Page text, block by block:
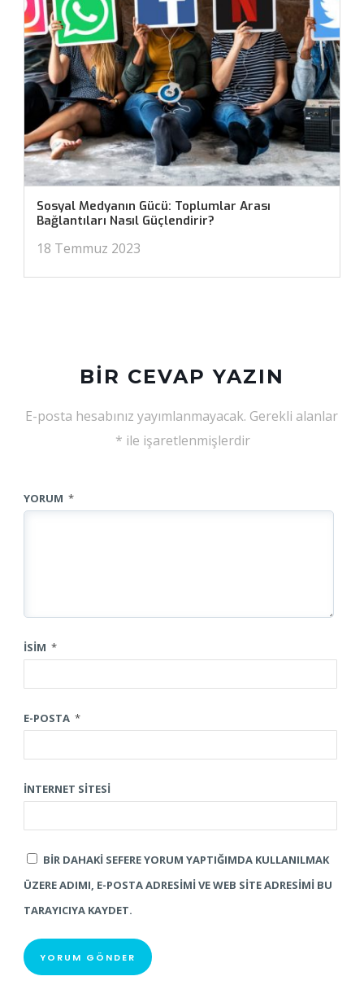
Sosyal Medyanın Gücü: Toplumlar Arası
Bağlantıları Nasıl Güçlendirir?
18 Temmuz 2023
BIR CEVAP YAZIN
E-posta hesabınız yayımlanmayacak. Gerekli alanlar
* ile işaretlenmişlerdir
YORUM *
İSIM *
E-POSTA *
İNTERNET SITESI
BIR DAHAKI SEFERE YORUM YAPTIĞIMDA KULLANILMAK
ÜZERE ADIMI, E-POSTA ADRESIMI VE WEB SITE ADRESIMI BU
TARAYICIYA KAYDET.